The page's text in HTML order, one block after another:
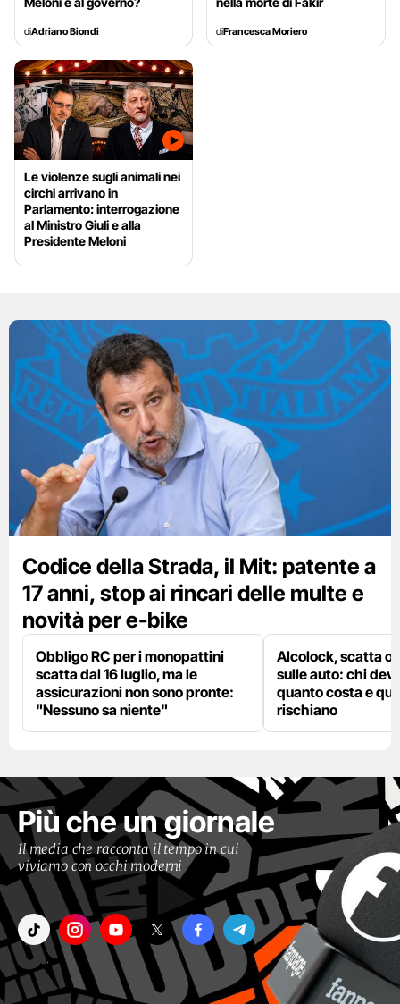
diAdriano Biondi diFrancesca Moriero
Le violenze sugli animali nei
circhi arrivano in
Parlamento: interrogazione
al Ministro Giuli e alla
Presidente Meloni
Codice della Strada, il Mit: patente a
17 anni, stop ai rincari delle multe e
novità per e-bike
Obbligo RC per i monopattini
scatta dal 16 luglio, ma le
assicurazioni non sono pronte:
"Nessuno sa niente"
Alcolock, scatta
sulle auto: chi
quanto costa e
rischiano
Più che un giornale
Il media che racconta il tempo in cui
viviamo con occhi moderni